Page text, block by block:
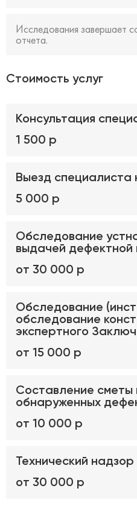
Исследования завершает
отчета.
Стоимость услуг
Консультация
1 500 р
Выезд специалиста
5 000 р
Обследование
выдачей дефектной
от 30 000 р
Обследование
обследование
экспертного
от 15 000 р
Составление сметы
обнаруженных
от 10 000 р
Технический надзор
от 30 000 р